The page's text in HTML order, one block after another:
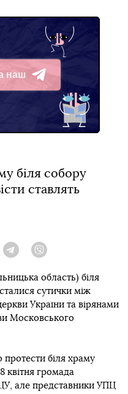
наш
біля собору
ставлять
TelegramViber
область) біля
сутички між
України та вірянами
Московського
біля храму
квітня громада
але представники УПЦ